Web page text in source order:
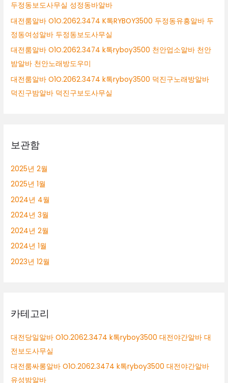
두정동보도사무실 성정동바알바
대전룸알바 O1O.2062.3474 K톡RYBOY3500 두정동유흥알바 두
정동여성알바 두정동보도사무실
대전룸알바 O1O.2062.3474 k톡ryboy3500 천안업소알바 천안
밤알바 천안노래방도우미
대전룸알바 O1O.2062.3474 k톡ryboy3500 덕진구노래방알바
덕진구밤알바 덕진구보도사무실
보관함
2025년 2월
2025년 1월
2024년 4월
2024년 3월
2024년 2월
2024년 1월
2023년 12월
카테고리
대전당일알바 O1O.2062.3474 k톡ryboy3500 대전야간알바 대
전보도사무실
대전룸싸롱알바 O1O.2062.3474 k톡ryboy3500 대전야간알바
유성밤알바